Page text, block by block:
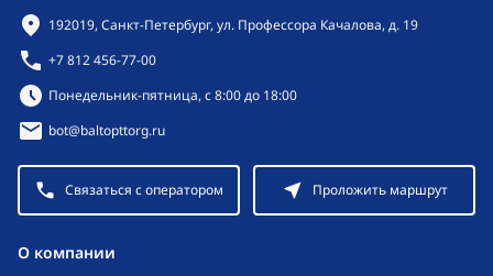
O компании
Контактная информация
192019, Санкт-Петербург, ул. Профессора Качалова, д. 19
+7 812 456-77-00
Режим работы:
Понедельник-пятница, с 8:00 до 18:00
bot@baltopttorg.ru
Связаться с оператором Проложить маршрут